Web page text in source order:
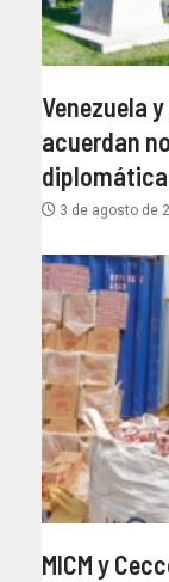
Venezuela
acuerdan
3 de agosto de
MICM y